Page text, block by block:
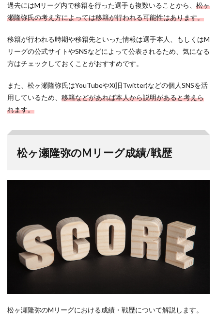
過去にはMリーグ内で移籍を行った選手も複数いることから、 松ヶ
瀬隆弥氏の考え方によっては移籍が行われる可能性はあります。
移籍が行われる時期や移籍先といった情報は選手本人、もしくはM
リーグの公式サイトやSNSなどによって公表されるため、気になる
方はチェックしておくことがおすすめです。
また、松ヶ瀬隆弥氏はYouTubeやX(旧Twitter)などの個人SNSを活
用しているため、 移籍などがあれば本人から説明があると考えら
れます。
松ヶ瀬隆弥のMリーグ成績/戦歴
松ヶ瀬隆弥のMリーグにおける成績・戦歴について解説します。